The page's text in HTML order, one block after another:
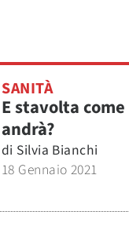
SANITÀ
E stavolta come
andrà?
di Silvia Bianchi
18 Gennaio 2021